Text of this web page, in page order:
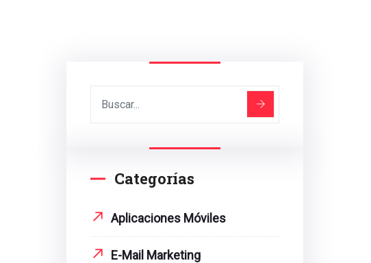
Categorías
Aplicaciones Móviles
E-Mail Marketing